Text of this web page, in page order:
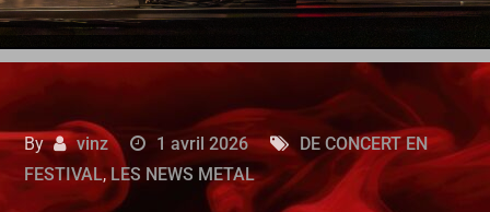
By vinz 1 avril 2026
DE CONCERT EN
FESTIVAL,LES NEWS METAL